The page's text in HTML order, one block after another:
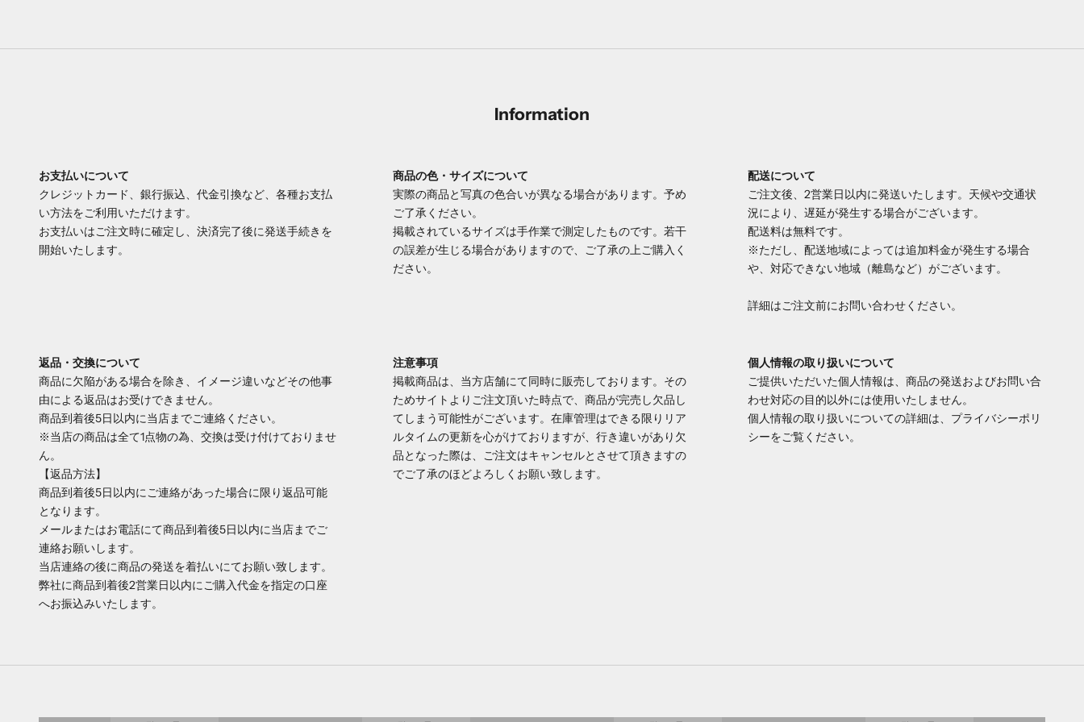
Information
お支払いについて
クレジットカード、銀行振込、代金引換など、各種お支払
い方法をご利用いただけます。
お支払いはご注文時に確定し、決済完了後に発送手続きを
開始いたします。
商品の色・サイズについて
実際の商品と写真の色合いが異なる場合があります。予め
ご了承ください。
掲載されているサイズは手作業で測定したものです。若干
の誤差が生じる場合がありますので、ご了承の上ご購入く
ださい。
配送について
ご注文後、2営業日以内に発送いたします。天候や交通状
況により、遅延が発生する場合がございます。
配送料は無料です。
※ただし、配送地域によっては追加料金が発生する場合
や、対応できない地域（離島など）がございます。
詳細はご注文前にお問い合わせください。
返品・交換について
商品に欠陥がある場合を除き、イメージ違いなどその他事
由による返品はお受けできません。
商品到着後5日以内に当店までご連絡ください。
※当店の商品は全て1点物の為、交換は受け付けておりませ
ん。
【返品方法】
商品到着後5日以内にご連絡があった場合に限り返品可能
となります。
メールまたはお電話にて商品到着後5日以内に当店までご
連絡お願いします。
当店連絡の後に商品の発送を着払いにてお願い致します。
弊社に商品到着後2営業日以内にご購入代金を指定の口座
へお振込みいたします。
注意事項
掲載商品は、当方店舗にて同時に販売しております。その
ためサイトよりご注文頂いた時点で、商品が完売し欠品し
てしまう可能性がございます。在庫管理はできる限りリア
ルタイムの更新を心がけておりますが、行き違いがあり欠
品となった際は、ご注文はキャンセルとさせて頂きますの
でご了承のほどよろしくお願い致します。
個人情報の取り扱いについて
ご提供いただいた個人情報は、商品の発送およびお問い合
わせ対応の目的以外には使用いたしません。
個人情報の取り扱いについての詳細は、プライバシーポリ
シーをご覧ください。